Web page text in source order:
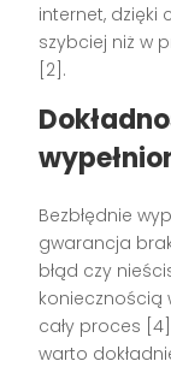
internet, dzięki
szybciej niż w
[2].
Bezbłędnie
gwarancja
błąd czy
koniecznością
cały proces
warto